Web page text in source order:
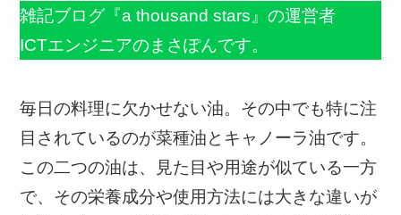
雑記ブログ『a thousand stars』の運営者
ICTエンジニアのまさぽんです。
毎日の料理に欠かせない油。その中でも特に注
目されているのが菜種油とキャノーラ油です。
この二つの油は、見た目や用途が似ている一方
で、その栄養成分や使用方法には大きな違いが